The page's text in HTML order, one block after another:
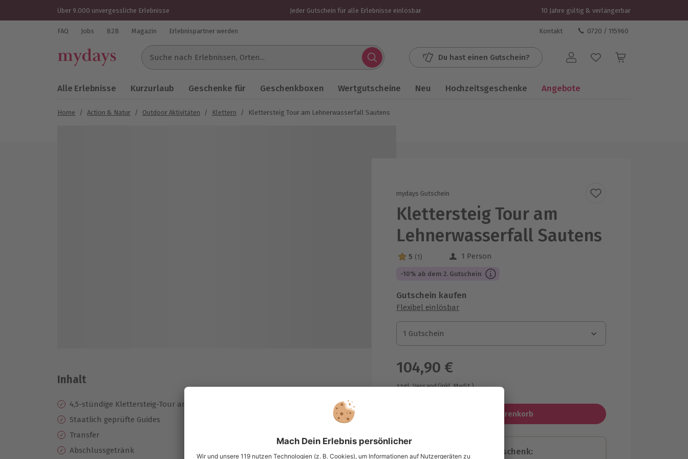
Über 9.000 unvergessliche Erlebnisse Jeder Gutschein für alle Erlebnisse einlösbar 10 Jahre gültig & verlängerbar
FAQ Jobs B2B Magazin Erlebnispartner werden Kontakt 0720 / 115960
Suche nach Erlebnissen...
Du hast einen Gutschein? Benutzerkonto
Alle Erlebnisse Kurzurlaub Geschenke für Geschenkboxen Wertgutscheine Neu Hochzeitsgeschenke Angebote
Home / Action & Natur / Outdoor Aktivitäten / Klettern / Klettersteig Tour am Lehnerwasserfall Sautens
mydays Gutschein
Klettersteig Tour am
Lehnerwasserfall Sautens
5 Sterne von 5 aus 1 Bewertungen
5 (1) 1 Person
-10% ab dem 2. Gutschein
Gutschein kaufen
Flexibel einlösbar
1 Gutschein
1 Gutschein
1 Gutschein
104,90 €
zzgl. Versand(inkl. MwSt.)
In den Warenkorb
Immer das passende Geschenk:
Inhalt
4,5-stündige Klettersteig-Tour am Lehnerwasserfall
Staatlich geprüfte Guides
Transfer
Abschlussgetränk